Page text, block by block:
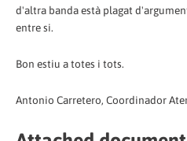
d'altra banda està plagat
entre si.
Bon estiu a totes i tots.
Antonio Carretero, Coordinador